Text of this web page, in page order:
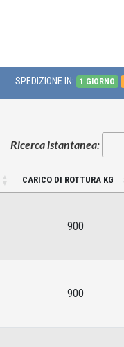
SPEDIZIONE IN: 1 GIORNO
Ricerca istantanea:
CARICO DI ROTTURA KG
900
900